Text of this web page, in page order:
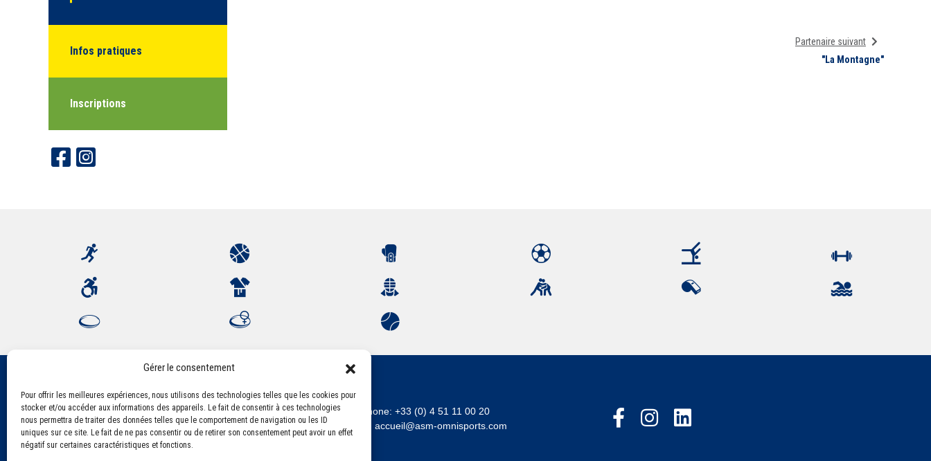
Gérer le consentement
Pour offrir les meilleures expériences, nous utilisons des technologies telles que les cookies pour
stocker et/ou accéder aux informations des appareils. Le fait de consentir à ces technologies
nous permettra de traiter des données telles que le comportement de navigation ou les ID
uniques sur ce site. Le fait de ne pas consentir ou de retirer son consentement peut avoir un effet
négatif sur certaines caractéristiques et fonctions.
Infos pratiques
Inscriptions
Partenaire suivant
"La Montagne"
Association Sportive Montferrandaise
84, boulevard Léon Jouhaux
CS 80221 - 63021 Clermont-Ferrand Cedex 2
Téléphone: +33 (0) 4 51 11 00 20
accueil@asm-omnisports.com